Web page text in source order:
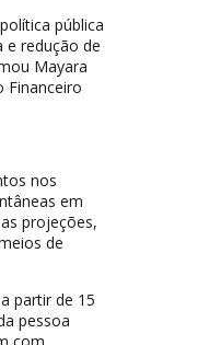
pública
e redução de
Mayara
Financeiro
nos
em
projeções,
de
partir de 15
pessoa